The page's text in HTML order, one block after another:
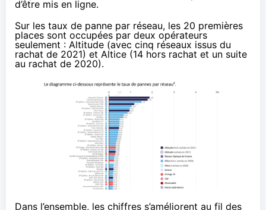
d’être mis en ligne.
Sur les taux de panne par réseau, les 20 premières
places sont occupées par deux opérateurs
seulement : Altitude (avec cinq réseaux issus du
rachat de 2021) et Altice (14 hors rachat et un suite
au rachat de 2020).
Dans l’ensemble, les chiffres s’améliorent au fil des